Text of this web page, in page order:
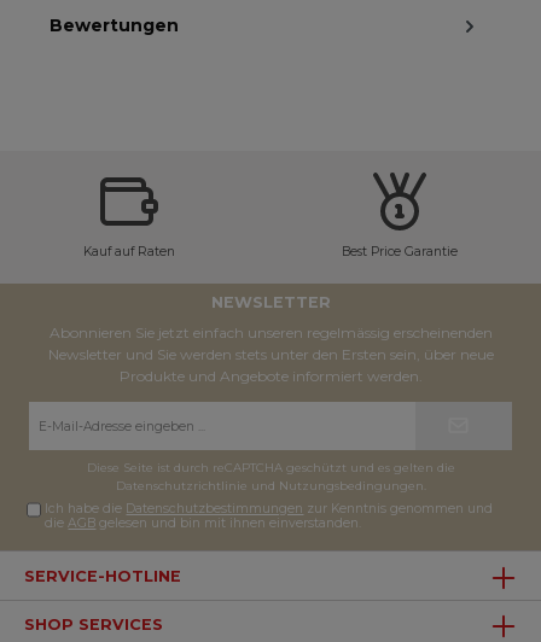
Bewertungen
Kauf auf Raten Best Price Garantie
NEWSLETTER
Abonnieren Sie jetzt einfach unseren regelmässig erscheinenden
Newsletter und Sie werden stets unter den Ersten sein, über neue
Produkte und Angebote informiert werden.
Diese Seite ist durch reCAPTCHA geschützt und es gelten die
Datenschutzrichtlinie und Nutzungsbedingungen
Ich habe die Datenschutzbestimmungen zur Kenntnis genommen und
dieAGB gelesen und bin mit ihnen einverstanden.
SERVICE-HOTLINE
SHOP SERVICES